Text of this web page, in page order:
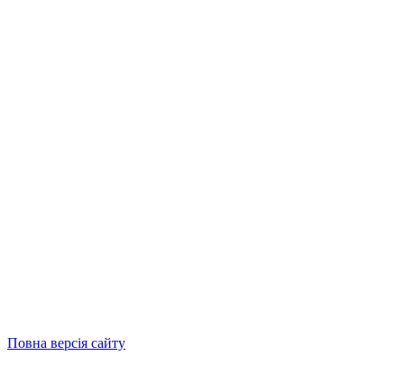
Повна версія сайту